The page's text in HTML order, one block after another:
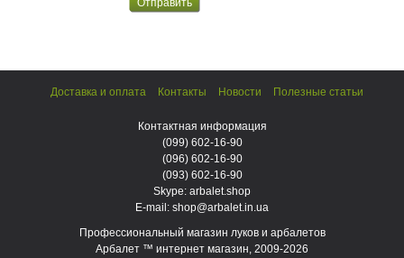
Профессиональный магазин луков и арбалетов
Арбалет ™ интернет магазин, 2009-2026
Доставка и оплата Контакты Новости Полезные статьи
Контактная информация
(099) 602-16-90
(096) 602-16-90
(093) 602-16-90
Skype: arbalet.shop
E-mail: shop@arbalet.in.ua